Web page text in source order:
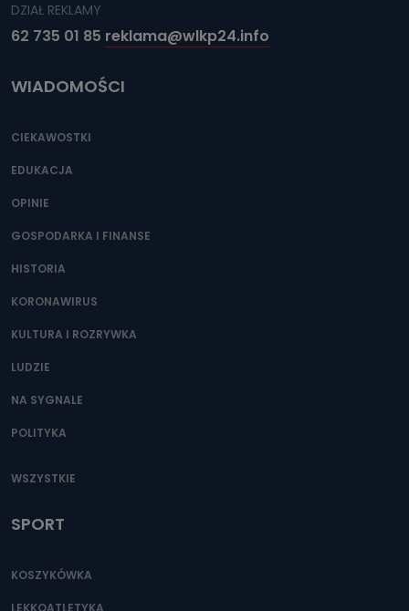
DZIAŁ REKLAMY
62 735 01 85 reklama@wlkp24.info
WIADOMOŚCI
CIEKAWOSTKI
EDUKACJA
OPINIE
GOSPODARKA I FINANSE
HISTORIA
KORONAWIRUS
KULTURA I ROZRYWKA
LUDZIE
NA SYGNALE
POLITYKA
WSZYSTKIE
SPORT
KOSZYKÓWKA
LEKKOATLETYKA